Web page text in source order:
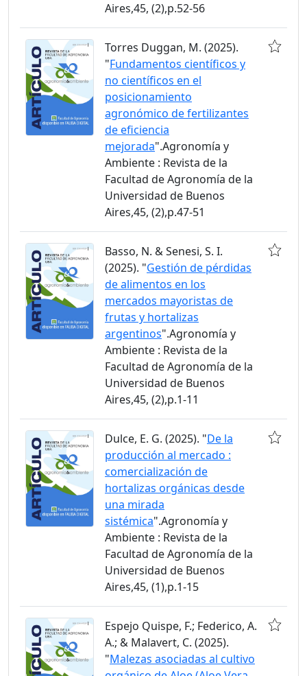
Aires,45, (2),p.52-56
Torres Duggan, M. (2025).
"Fundamentos científicos y
no científicos en el
posicionamiento
agronómico de fertilizantes
de eficiencia
mejorada".Agronomía y
Ambiente : Revista de la
Facultad de Agronomía de la
Universidad de Buenos
Aires,45, (2),p.47-51
Basso, N. & Senesi, S. I.
(2025). "Gestión de pérdidas
de alimentos en los
mercados mayoristas de
frutas y hortalizas
argentinos".Agronomía y
Ambiente : Revista de la
Facultad de Agronomía de la
Universidad de Buenos
Aires,45, (2),p.1-11
Dulce, E. G. (2025). "De la
producción al mercado :
comercialización de
hortalizas orgánicas desde
una mirada
sistémica".Agronomía y
Ambiente : Revista de la
Facultad de Agronomía de la
Universidad de Buenos
Aires,45, (1),p.1-15
Espejo Quispe, F.; Federico, A.
A.; & Malavert, C. (2025).
"Malezas asociadas al cultivo